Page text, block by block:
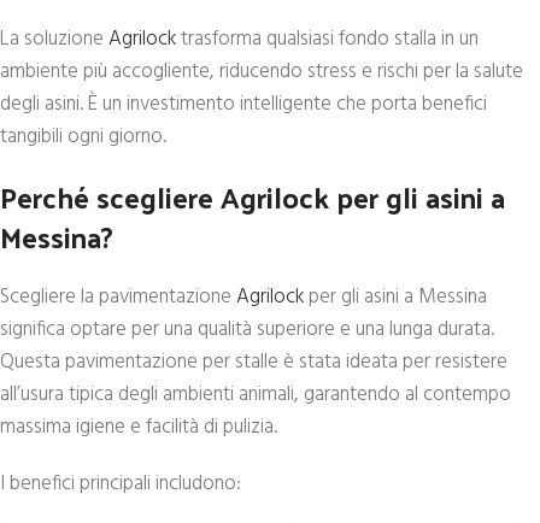
La soluzioneAgrilocktrasforma qualsiasi fondo stalla in un
ambiente più accogliente, riducendo stress e rischi per la salute
degli asini. È un investimento intelligente che porta benefici
tangibili ogni giorno.
Perché scegliere Agrilock per gli asini a
Messina?
Scegliere la pavimentazioneAgrilockper gli asini a Messina
significa optare per una qualità superiore e una lunga durata.
Questa pavimentazione per stalle è stata ideata per resistere
all’usura tipica degli ambienti animali, garantendo al contempo
massima igiene e facilità di pulizia.
I benefici principali includono: